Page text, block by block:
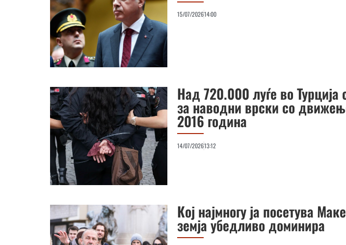
15/07/202614:00
Над 720.000 луѓе во Турција
за наводни врски со
2016 година
14/07/202613:12
Кој најмногу ја посетува
земја убедливо доминира